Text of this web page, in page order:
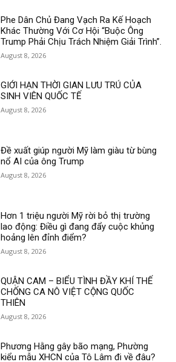
Phe Dân Chủ Đang Vạch Ra Kế Hoạch
Khác Thường Với Cơ Hội “Buộc Ông
Trump Phải Chịu Trách Nhiệm Giải Trình”.
August 8, 2026
GIỚI HẠN THỜI GIAN LƯU TRÚ CỦA
SINH VIÊN QUỐC TẾ
August 8, 2026
Đề xuất giúp người Mỹ làm giàu từ bùng
nổ AI của ông Trump
August 8, 2026
Hơn 1 triệu người Mỹ rời bỏ thị trường
lao động: Điều gì đang đẩy cuộc khủng
hoảng lên đỉnh điểm?
August 8, 2026
QUẬN CAM – BIỂU TÌNH ĐẦY KHÍ THẾ
CHỐNG CA NÔ VIỆT CỘNG QUỐC
THIÊN
August 8, 2026
Phương Hằng gây bão mạng, Phường
kiểu mẫu XHCN của Tô Lâm đi về đâu?